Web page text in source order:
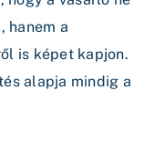
hanem a
is képet kapjon.
alapja mindig a